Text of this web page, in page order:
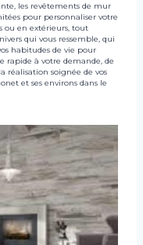
les revêtements de mur
pour personnaliser votre
ou en extérieurs, tout
qui vous ressemble, qui
habitudes de vie pour
rapide à votre demande, de
réalisation soignée de vos
et ses environs dans le